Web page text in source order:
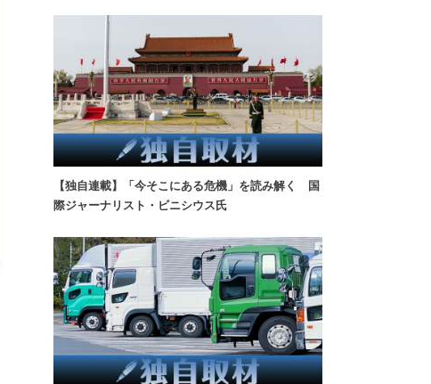
【独自連載】「今そこにある危機」を読み解く 国
際ジャーナリスト・ビニシウス氏